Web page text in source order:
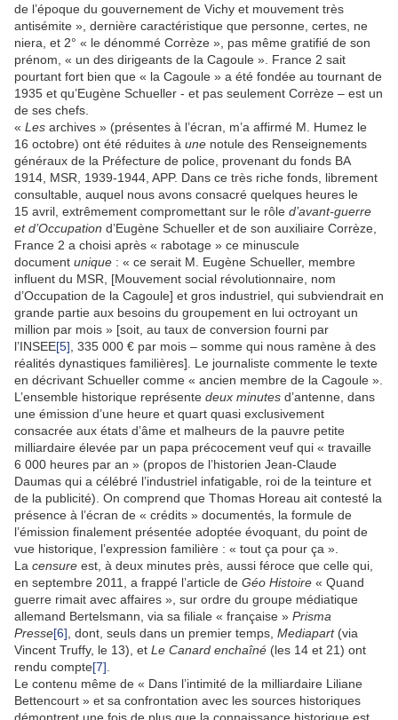
de l’époque du gouvernement de Vichy et mouvement très
antisémite », dernière caractéristique que personne, certes, ne
niera, et 2° « le dénommé Corrèze », pas même gratifié de son
prénom, « un des dirigeants de la Cagoule ». France 2 sait
pourtant fort bien que « la Cagoule » a été fondée au tournant de
1935 et qu’Eugène Schueller ‑ et pas seulement Corrèze – est un
de ses chefs.
« Les archives » (présentes à l’écran, m’a affirmé M. Humez le
16 octobre) ont été réduites à une notule des Renseignements
généraux de la Préfecture de police, provenant du fonds BA
1914, MSR, 1939-1944, APP. Dans ce très riche fonds, librement
consultable, auquel nous avons consacré quelques heures le
15 avril, extrêmement compromettant sur le rôle d’avant-guerre
et d’Occupation d’Eugène Schueller et de son auxiliaire Corrèze,
France 2 a choisi après « rabotage » ce minuscule
document unique : « ce serait M. Eugène Schueller, membre
influent du MSR, [Mouvement social révolutionnaire, nom
d’Occupation de la Cagoule] et gros industriel, qui subviendrait en
grande partie aux besoins du groupement en lui octroyant un
million par mois » [soit, au taux de conversion fourni par
l’INSEE[5] , 335 000 € par mois – somme qui nous ramène à des
réalités dynastiques familières]. Le journaliste commente le texte
en décrivant Schueller comme « ancien membre de la Cagoule ».
L’ensemble historique représente deux minutes d’antenne, dans
une émission d’une heure et quart quasi exclusivement
consacrée aux états d’âme et malheurs de la pauvre petite
milliardaire élevée par un papa précocement veuf qui « travaille
6 000 heures par an » (propos de l’historien Jean-Claude
Daumas qui a célébré l’industriel infatigable, roi de la teinture et
de la publicité). On comprend que Thomas Horeau ait contesté la
présence à l’écran de « crédits » documentés, la formule de
l’émission finalement présentée adoptée évoquant, du point de
vue historique, l’expression familière : « tout ça pour ça ».
La censure est, à deux minutes près, aussi féroce que celle qui,
en septembre 2011, a frappé l’article de Géo Histoire « Quand
guerre rimait avec affaires », sur ordre du groupe médiatique
allemand Bertelsmann, via sa filiale « française » Prisma
Presse[6] , dont, seuls dans un premier temps, Mediapart(via
Vincent Truffy, le 13), et Le Canard enchaîné (les 14 et 21) ont
rendu compte[7]
Le contenu même de « Dans l’intimité de la milliardaire Liliane
Bettencourt » et sa confrontation avec les sources historiques
démontrent une fois de plus que la connaissance historique est